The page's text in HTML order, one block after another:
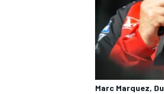
Marc Marquez,